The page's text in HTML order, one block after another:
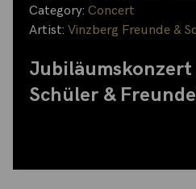
Category: Concert
Artist: Vinzberg Freunde &
Jubiläumskonzert
Schüler &